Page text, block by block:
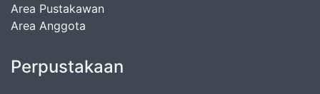
Area Pustakawan
Area Anggota
Perpustakaan